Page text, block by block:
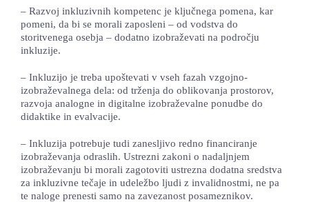
– Razvoj inkluzivnih kompetenc je ključnega pomena, kar
pomeni, da bi se morali zaposleni – od vodstva do
storitvenega osebja – dodatno izobraževati na področju
inkluzije.
– Inkluzijo je treba upoštevati v vseh fazah vzgojno-
izobraževalnega dela: od trženja do oblikovanja prostorov,
razvoja analogne in digitalne izobraževalne ponudbe do
didaktike in evalvacije.
– Inkluzija potrebuje tudi zanesljivo redno financiranje
izobraževanja odraslih. Ustrezni zakoni o nadaljnjem
izobraževanju bi morali zagotoviti ustrezna dodatna sredstva
za inkluzivne tečaje in udeležbo ljudi z invalidnostmi, ne pa
te naloge prenesti samo na zavezanost posameznikov.